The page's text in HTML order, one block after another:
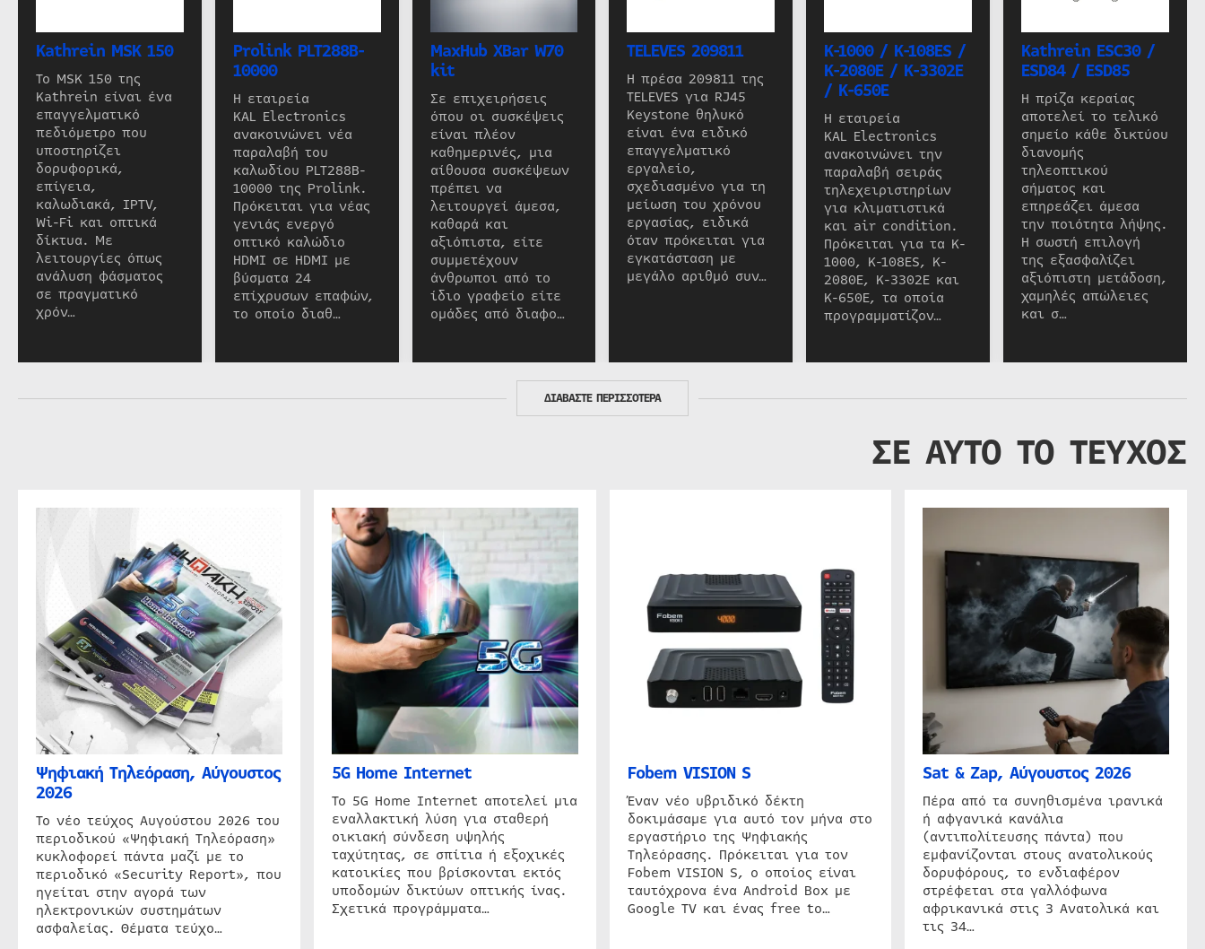
Kathrein MSK 150
Το MSK 150 της
Kathrein είναι ένα
επαγγελματικό
πεδιόμετρο που
υποστηρίζει
δορυφορικά,
επίγεια,
καλωδιακά, IPTV,
Wi-Fi και οπτικά
δίκτυα. Με
λειτουργίες όπως
ανάλυση φάσματος
σε πραγματικό
χρόν…
Prolink PLT288B-
10000
Η εταιρεία
KAL Electronics
ανακοινώνει νέα
παραλαβή του
καλωδίου PLT288B-
10000 της Prolink.
Πρόκειται για νέας
γενιάς ενεργό
οπτικό καλώδιο
HDMI σε HDMI με
βύσματα 24
επίχρυσων επαφών,
το οποίο διαθ…
MaxHub XBar W70
kit
Σε επιχειρήσεις
όπου οι συσκέψεις
είναι πλέον
καθημερινές, μια
αίθουσα συσκέψεων
πρέπει να
λειτουργεί άμεσα,
καθαρά και
αξιόπιστα, είτε
συμμετέχουν
άνθρωποι από το
ίδιο γραφείο είτε
ομάδες από διαφο…
TELEVES 209811
Η πρέσα 209811 της
TELEVES για RJ45
Keystone θηλυκό
είναι ένα ειδικό
επαγγελματικό
εργαλείο,
σχεδιασμένο για τη
μείωση του χρόνου
εργασίας, ειδικά
όταν πρόκειται για
εγκατάσταση με
μεγάλο αριθμό συν…
K-1000 / K-108ES /
K-2080E / K-3302E
/ K-650E
Η εταιρεία
KAL Electronics
ανακοινώνει την
παραλαβή σειράς
τηλεχειριστηρίων
για κλιματιστικά
και air condition.
Πρόκειται για τα K-
1000, K-108ES, K-
2080E, K-3302E και
K-650E, τα οποία
προγραμματίζον…
Kathrein ESC30 /
ESD84 / ESD85
Η πρίζα κεραίας
αποτελεί το τελικό
σημείο κάθε δικτύου
διανομής
τηλεοπτικού
σήματος και
επηρεάζει άμεσα
την ποιότητα λήψης.
Η σωστή επιλογή
της εξασφαλίζει
αξιόπιστη μετάδοση,
χαμηλές απώλειες
και σ…
ΔΙΑΒΑΣΤΕ ΠΕΡΙΣΣΟΤΕΡΑ
ΣΕ ΑΥΤΟ ΤΟ ΤΕΥΧΟΣ
Ψηφιακή Τηλεόραση, Αύγουστος
2026
Το νέο τεύχος Αυγούστου 2026 του
περιοδικού «Ψηφιακή Τηλεόραση»
κυκλοφορεί πάντα μαζί με το
περιοδικό «Security Report», που
ηγείται στην αγορά των
ηλεκτρονικών συστημάτων
ασφαλείας. Θέματα τεύχο…
5G Home Internet
Το 5G Home Internet αποτελεί μια
εναλλακτική λύση για σταθερή
οικιακή σύνδεση υψηλής
ταχύτητας, σε σπίτια ή εξοχικές
κατοικίες που βρίσκονται εκτός
υποδομών δικτύων οπτικής ίνας.
Σχετικά προγράμματα…
Fobem VISION S
Έναν νέο υβριδικό δέκτη
δοκιμάσαμε για αυτό τον μήνα στο
εργαστήριο της Ψηφιακής
Τηλεόρασης. Πρόκειται για τον
Fobem VISION S, ο οποίος είναι
ταυτόχρονα ένα Android Box με
Google TV και ένας free to…
Sat & Zap, Αύγουστος 2026
Πέρα από τα συνηθισμένα ιρανικά
ή αφγανικά κανάλια
(αντιπολίτευσης πάντα) που
εμφανίζονται στους ανατολικούς
δορυφόρους, το ενδιαφέρον
στρέφεται στα γαλλόφωνα
αφρικανικά στις 3 Ανατολικά και
τις 34…